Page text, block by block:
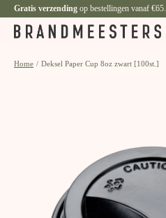
Gratis verzending op bestellingen vanaf €65.
Home / Deksel Paper Cup 8oz zwart [100st.]